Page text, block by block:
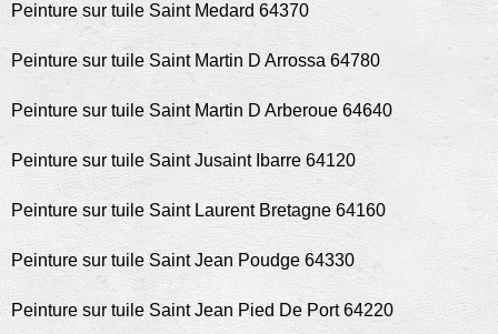
Peinture sur tuile Saint Medard 64370
Peinture sur tuile Saint Martin D Arrossa 64780
Peinture sur tuile Saint Martin D Arberoue 64640
Peinture sur tuile Saint Jusaint Ibarre 64120
Peinture sur tuile Saint Laurent Bretagne 64160
Peinture sur tuile Saint Jean Poudge 64330
Peinture sur tuile Saint Jean Pied De Port 64220